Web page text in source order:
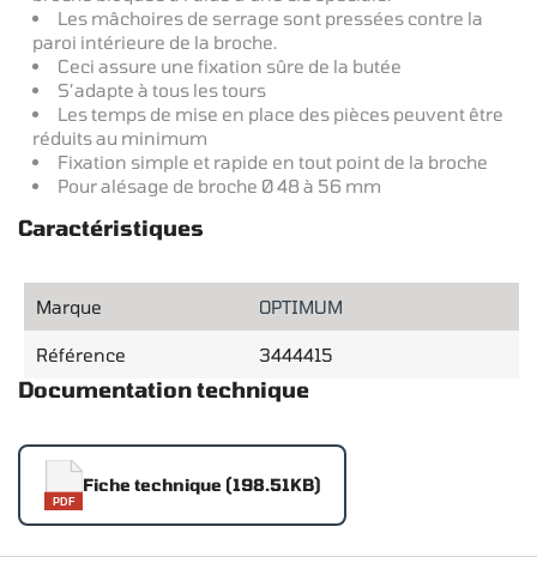
Les mâchoires de serrage sont pressées contre la
paroi intérieure de la broche.
Ceci assure une fixation sûre de la butée
S’adapte à tous les tours
Les temps de mise en place des pièces peuvent être
réduits au minimum
Fixation simple et rapide en tout point de la broche
Pour alésage de broche Ø 48 à 56 mm
Caractéristiques
Marque OPTIMUM
Référence 3444415
Documentation technique
PDF
Fiche technique (198.51KB)